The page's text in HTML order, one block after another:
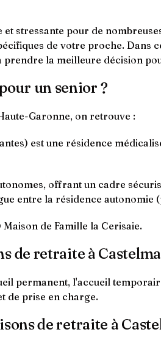
stressante pour de
de votre proche.
prendre la meilleure décision
un senior ?
Garonne, on retrouve :
est une résidence
offrant un cadre
entre la résidence
de Famille la Cerisaie.
de retraite à
permanent, l'accueil
de prise en charge.
de retraite à